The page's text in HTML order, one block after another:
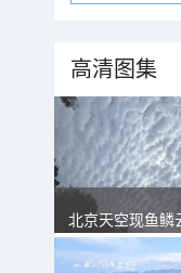
高清图集
北京天空现鱼鳞